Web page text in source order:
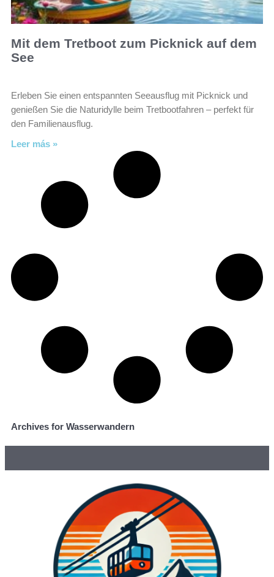
Mit dem Tretboot zum Picknick auf dem
See
Erleben Sie einen entspannten Seeausflug mit Picknick und
genießen Sie die Naturidylle beim Tretbootfahren – perfekt für
den Familienausflug.
Leer más »
Archives for Wasserwandern